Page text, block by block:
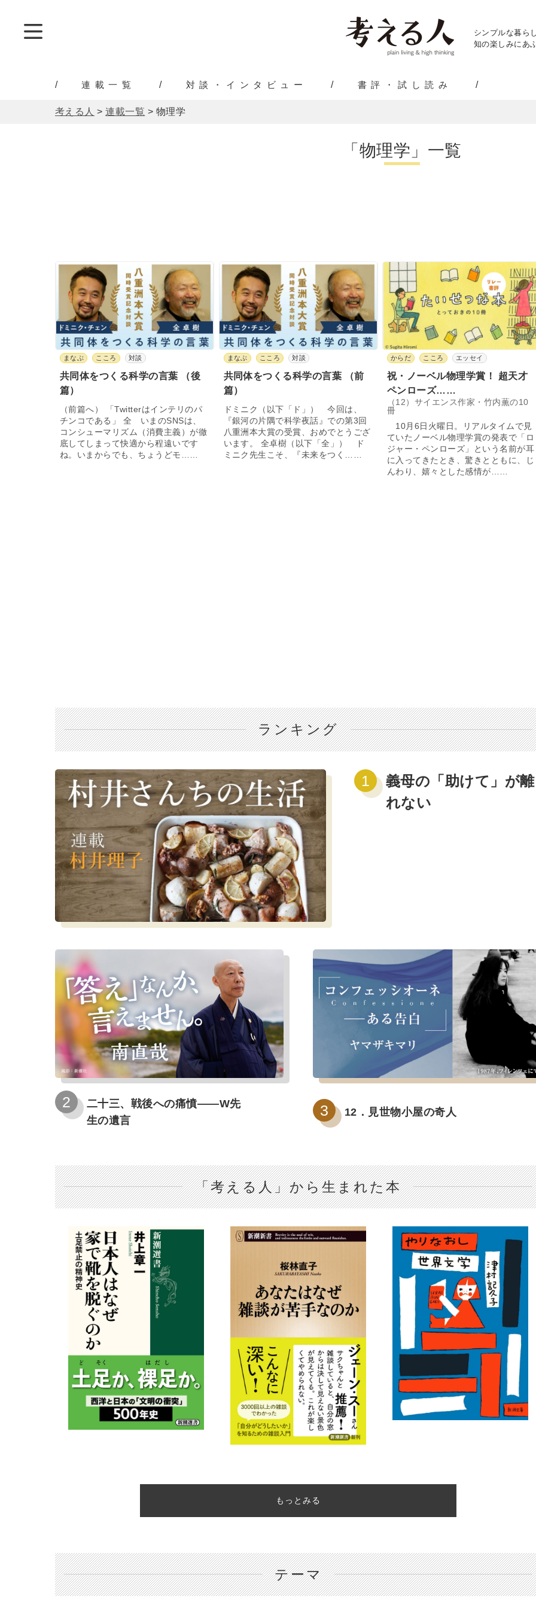
シンプルな暮ら
知の楽しみにあ
連載一覧 対談・インタビュー 書評・試し読み
考える人 >連載一覧 > 物理学
「物理学」一覧
まなぶ こころ 対談
共同体をつくる科学の言葉 （後
篇）
（前篇へ） 「Twitterはインテリのパ
チンコである」 全 いまのSNSは、
コンシューマリズム（消費主義）が徹
底してしまって快適から程遠いです
ね。いまからでも、ちょうどモ……
まなぶ こころ 対談
共同体をつくる科学の言葉 （前
篇）
ドミニク（以下「ド」） 今回は、
『銀河の片隅で科学夜話』での第3回
八重洲本大賞の受賞、おめでとうござ
います。 全卓樹（以下「全」） ド
ミニク先生こそ、『未来をつく……
からだ こころ エッセイ
祝・ノーベル物理学賞！ 超天才
ペンローズ……
（12）サイエンス作家・竹内薫の10
冊
10月6日火曜日。リアルタイムで見
ていたノーベル物理学賞の発表で「ロ
ジャー・ペンローズ」という名前が耳
に入ってきたとき、驚きとともに、じ
んわり、嬉々とした感情が……
ランキング
義母の「助けて」が離
れない
二十三、戦後への痛憤――W先
生の遺言
12．見世物小屋の奇人
「考える人」から生まれた本
もっとみる
テーマ